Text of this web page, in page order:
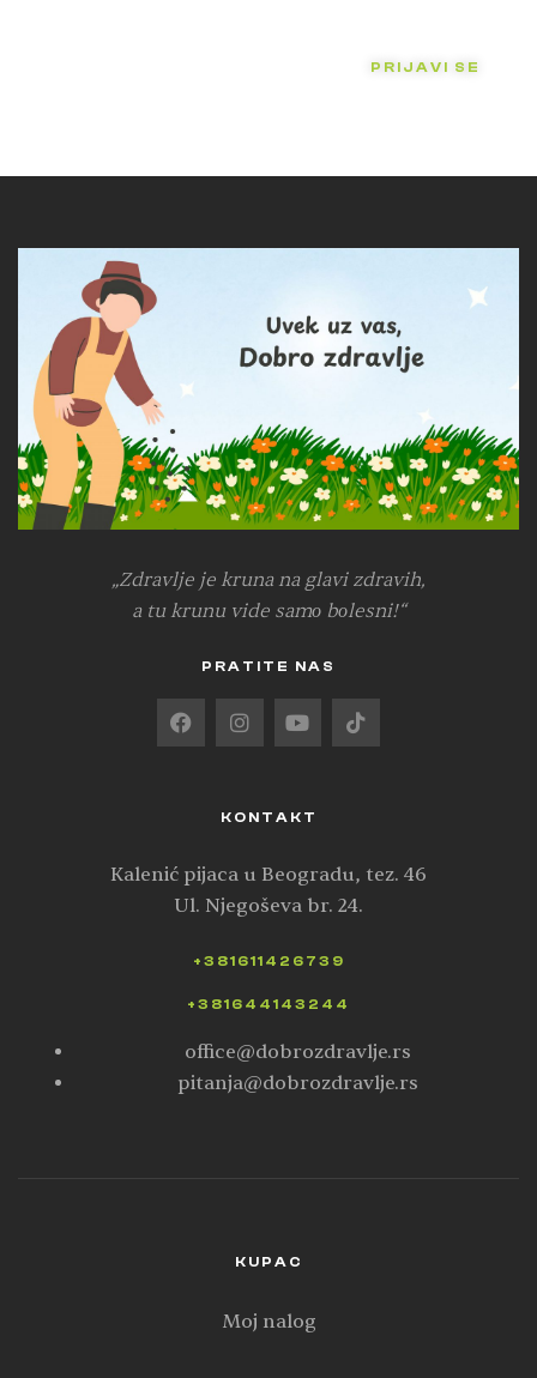
PRIJAVI SE
„Zdravlje je kruna na glavi zdravih,
a tu krunu vide samо bоlesni!“
PRATITE NAS
KUPAC
Moj nalog
KONTAKT
Kalenić pijaca u Beogradu, tez. 46
Ul. Njegoševa br. 24.
+381611426739
+381644143244
office@dobrozdravlje.rs
pitanja@dobrozdravlje.rs